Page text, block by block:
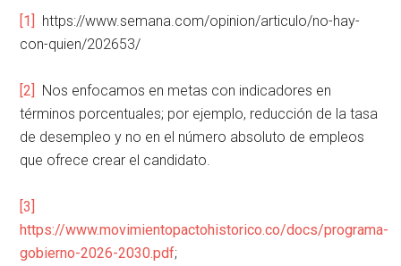
[1] https://www.semana.com/opinion/articulo/no-hay-
con-quien/202653/
[2] Nos enfocamos en metas con indicadores en
términos porcentuales; por ejemplo, reducción de la tasa
de desempleo y no en el número absoluto de empleos
que ofrece crear el candidato.
[3]
https://www.movimientopactohistorico.co/docs/programa-
gobierno-2026-2030.pdf;